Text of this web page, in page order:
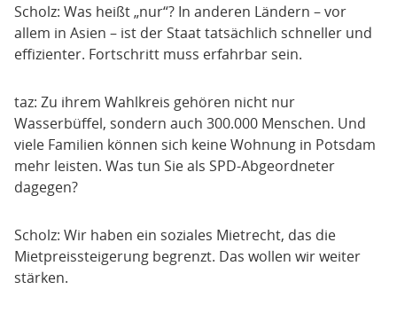
Scholz: Was heißt „nur“? In anderen Ländern – vor
allem in Asien – ist der Staat tatsächlich schneller und
effizienter. Fortschritt muss erfahrbar sein.
taz: Zu ihrem Wahlkreis gehören nicht nur
Wasserbüffel, sondern auch 300.000 Menschen. Und
viele Familien können sich keine Wohnung in Potsdam
mehr leisten. Was tun Sie als SPD-Abgeordneter
dagegen?
Scholz: Wir haben ein soziales Mietrecht, das die
Mietpreissteigerung begrenzt. Das wollen wir weiter
stärken.